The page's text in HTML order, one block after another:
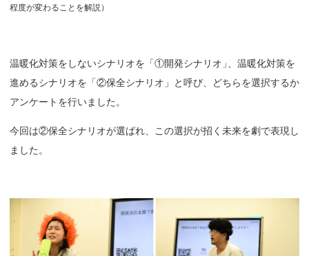
程度が変わることを解説）
温暖化対策をしないシナリオを「①開発シナリオ 」、温暖化対策を
進めるシナリオを「②保全シナリオ」と呼び、どちらを選択するか
アンケートを行いました。
今回は②保全シナリオが選ばれ、この選択が招く未来を劇で表現し
ました。